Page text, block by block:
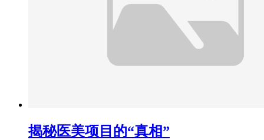
揭秘医美项目的“真相”